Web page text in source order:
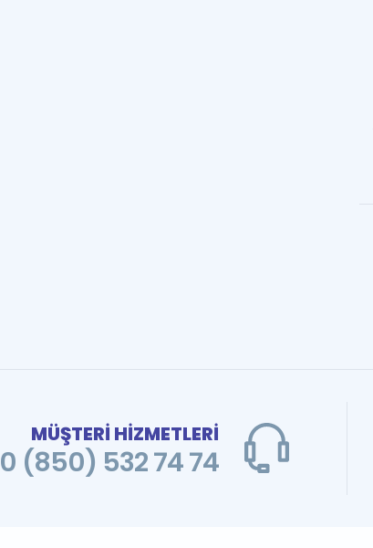
MÜŞTERİ HİZMETLERİ
0 (850) 532 74 74